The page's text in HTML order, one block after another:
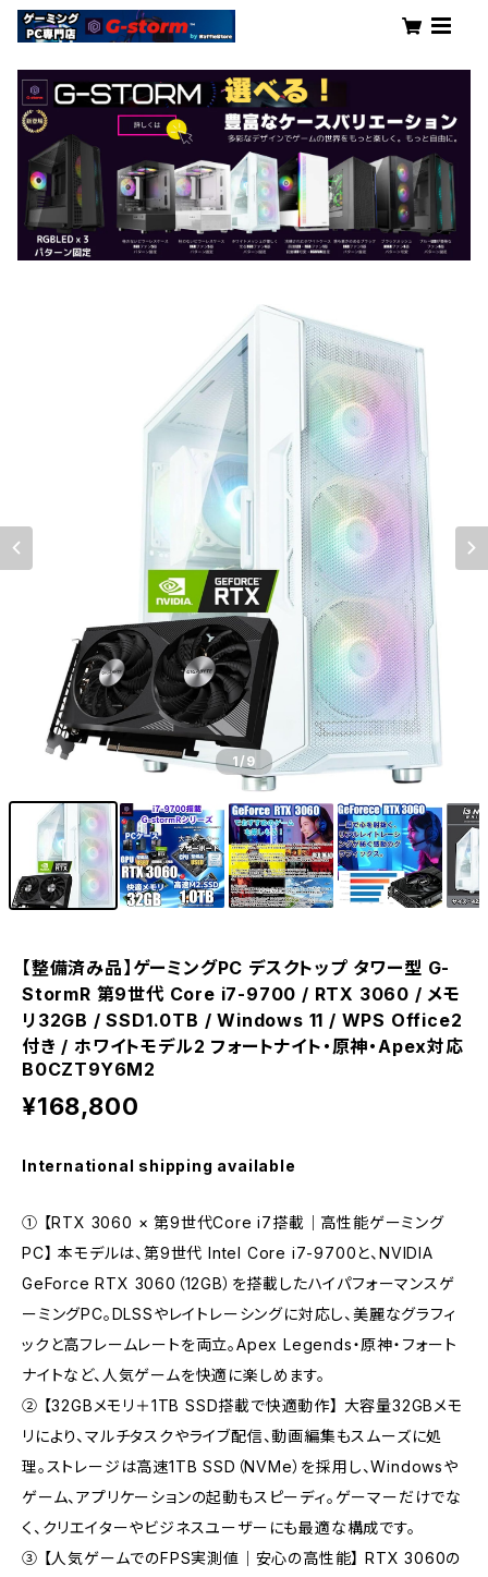
1 /9
【整備済み品】ゲーミングPC デスクトップ タワー型 G-
StormR 第9世代 Core i7-9700 / RTX 3060 / メモ
リ32GB / SSD1.0TB / Windows 11 / WPS Office2
付き / ホワイトモデル2 フォートナイト・原神・Apex対応
B0CZT9Y6M2
¥168,800
International shipping available
① 【RTX 3060 × 第9世代Core i7搭載｜高性能ゲーミング
PC】 本モデルは、第9世代 Intel Core i7-9700と、NVIDIA
GeForce RTX 3060（12GB）を搭載したハイパフォーマンスゲ
ーミングPC。DLSSやレイトレーシングに対応し、美麗なグラフィ
ックと高フレームレートを両立。Apex Legends・原神・フォート
ナイトなど、人気ゲームを快適に楽しめます。
② 【32GBメモリ＋1TB SSD搭載で快適動作】 大容量32GBメモ
リにより、マルチタスクやライブ配信、動画編集もスムーズに処
理。ストレージは高速1TB SSD（NVMe）を採用し、Windowsや
ゲーム、アプリケーションの起動もスピーディ。ゲーマーだけでな
く、クリエイターやビジネスユーザーにも最適な構成です。
③ 【人気ゲームでのFPS実測値｜安心の高性能】 RTX 3060の